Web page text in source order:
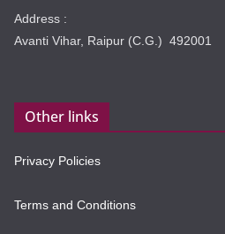
Address :
Avanti Vihar, Raipur (C.G.) 492001
Other links
Privacy Policies
Terms and Conditions